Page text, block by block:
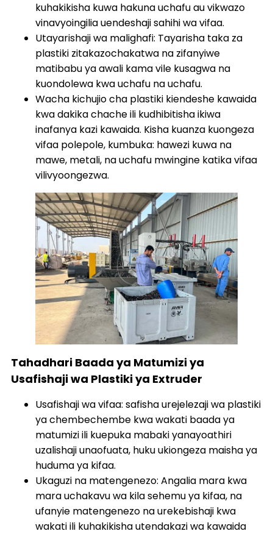
kuhakikisha kuwa hakuna uchafu au vikwazo
vinavyoingilia uendeshaji sahihi wa vifaa.
Utayarishaji wa malighafi: Tayarisha taka za
plastiki zitakazochakatwa na zifanyiwe
matibabu ya awali kama vile kusagwa na
kuondolewa kwa uchafu na uchafu.
Wacha kichujio cha plastiki kiendeshe kawaida
kwa dakika chache ili kudhibitisha ikiwa
inafanya kazi kawaida. Kisha kuanza kuongeza
vifaa polepole, kumbuka: hawezi kuwa na
mawe, metali, na uchafu mwingine katika vifaa
vilivyoongezwa.
Tahadhari Baada ya Matumizi ya
Usafishaji wa Plastiki ya Extruder
Usafishaji wa vifaa: safisha urejelezaji wa plastiki
ya chembechembe kwa wakati baada ya
matumizi ili kuepuka mabaki yanayoathiri
uzalishaji unaofuata, huku ukiongeza maisha ya
huduma ya kifaa.
Ukaguzi na matengenezo: Angalia mara kwa
mara uchakavu wa kila sehemu ya kifaa, na
ufanyie matengenezo na urekebishaji kwa
wakati ili kuhakikisha utendakazi wa kawaida